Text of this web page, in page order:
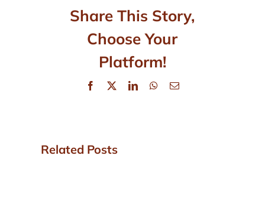
Share This Story,
Choose Your
Platform!
Facebook
X LinkedInWhatsApp
Email
Related Posts